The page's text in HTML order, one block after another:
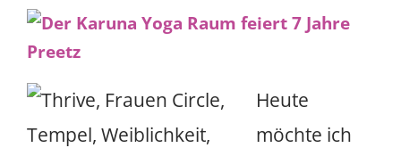
Heute
möchte ich